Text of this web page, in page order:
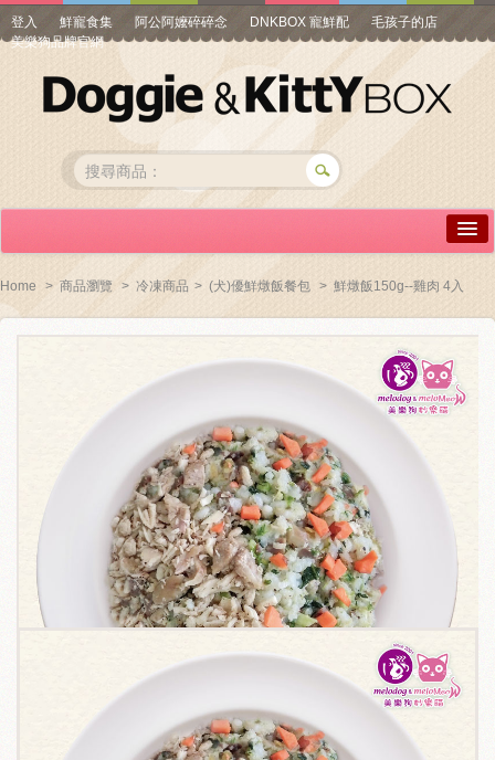
登入 鮮寵食集 阿公阿嬤碎碎念 DNKBOX 寵鮮配
毛孩子的店
美樂狗品牌官網
常見問答
毛孩健康之道
Home > 商品瀏覽 > 冷凍商品 > (犬)優鮮燉飯餐包 > 鮮燉飯150g--雞肉 4入